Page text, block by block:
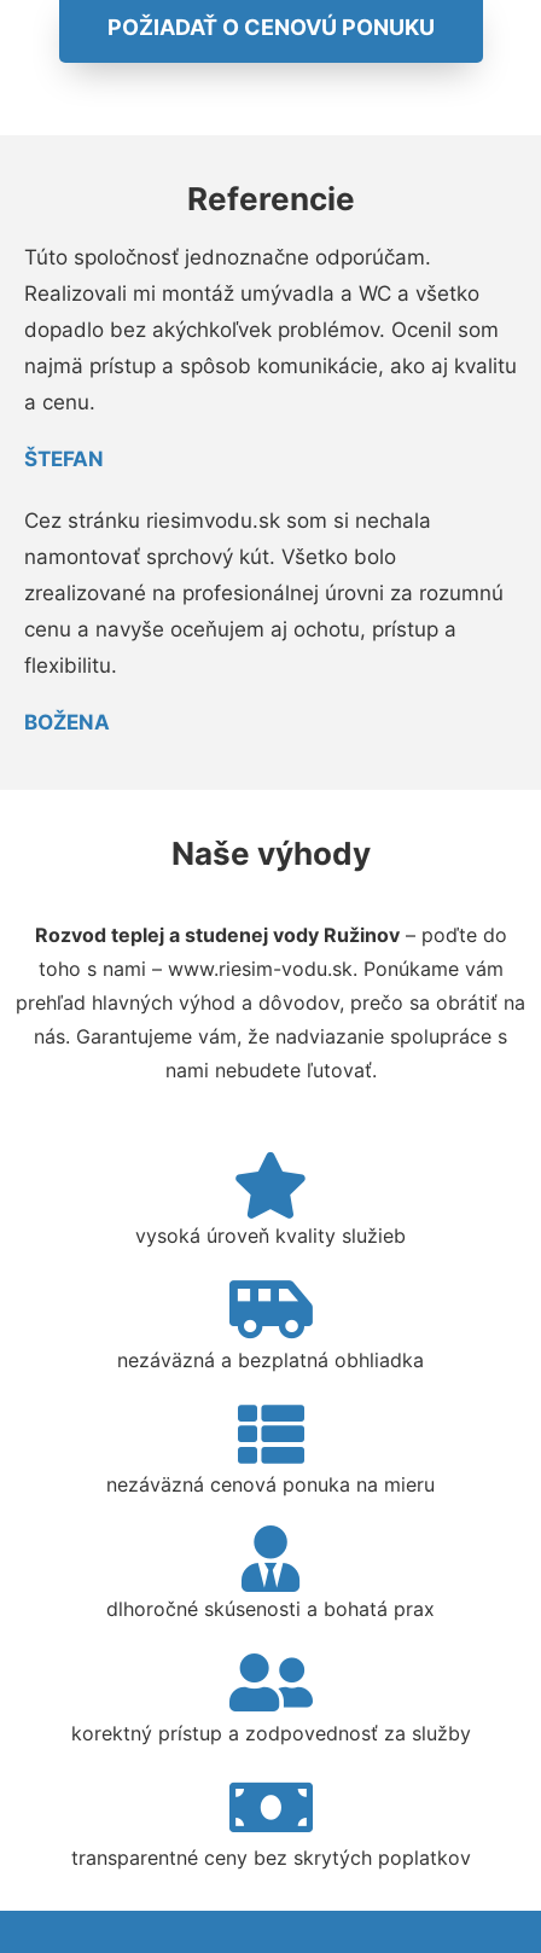
POŽIADAŤ O CENOVÚ PONUKU
Referencie
Túto spoločnosť jednoznačne odporúčam.
Realizovali mi montáž umývadla a WC a všetko
dopadlo bez akýchkoľvek problémov. Ocenil som
najmä prístup a spôsob komunikácie, ako aj kvalitu
a cenu.
ŠTEFAN
Cez stránku riesimvodu.sk som si nechala
namontovať sprchový kút. Všetko bolo
zrealizované na profesionálnej úrovni za rozumnú
cenu a navyše oceňujem aj ochotu, prístup a
flexibilitu.
BOŽENA
Naše výhody
Rozvod teplej a studenej vody Ružinov– poďte do
toho s nami – www.riesim-vodu.sk. Ponúkame vám
prehľad hlavných výhod a dôvodov, prečo sa obrátiť na
nás. Garantujeme vám, že nadviazanie spolupráce s
nami nebudete ľutovať.
vysoká úroveň kvality služieb
nezáväzná a bezplatná obhliadka
nezáväzná cenová ponuka na mieru
dlhoročné skúsenosti a bohatá prax
korektný prístup a zodpovednosť za služby
transparentné ceny bez skrytých poplatkov